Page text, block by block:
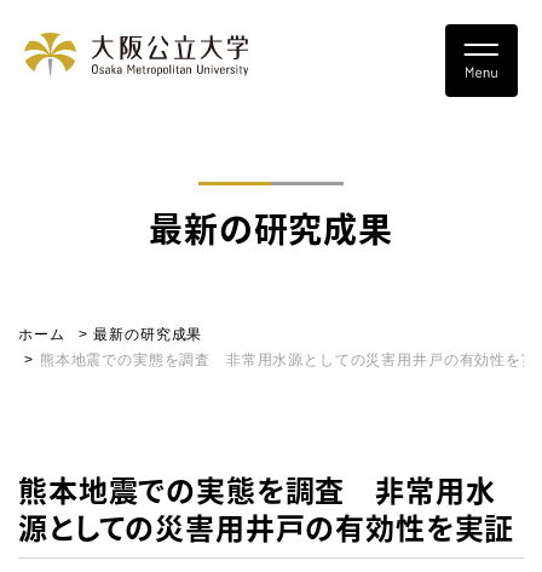
最新の研究成果
ホーム
最新の研究成果
熊本地震での実態を調査 非常用水源としての災害用井戸の有効性を実
熊本地震での実態を調査 非常用水
源としての災害用井戸の有効性を実証